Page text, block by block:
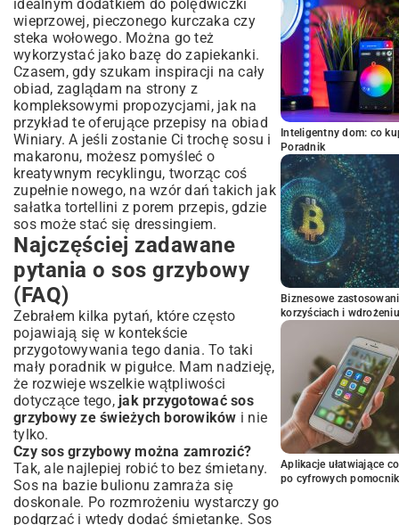
idealnym dodatkiem do polędwiczki
wieprzowej, pieczonego kurczaka czy
steka wołowego. Można go też
wykorzystać jako bazę do zapiekanki.
Czasem, gdy szukam inspiracji na cały
obiad, zaglądam na strony z
kompleksowymi propozycjami, jak na
przykład te oferujące przepisy na obiad
Winiary. A jeśli zostanie Ci trochę sosu i
makaronu, możesz pomyśleć o
kreatywnym recyklingu, tworząc coś
zupełnie nowego, na wzór dań takich jak
sałatka tortellini z porem przepis, gdzie
sos może stać się dressingiem.
Najczęściej zadawane
pytania o sos grzybowy
(FAQ)
Zebrałem kilka pytań, które często
pojawiają się w kontekście
przygotowywania tego dania. To taki
mały poradnik w pigułce. Mam nadzieję,
że rozwieje wszelkie wątpliwości
dotyczące tego, jak przygotować sos
grzybowy ze świeżych borowików i nie
tylko.
Czy sos grzybowy można zamrozić?
Tak, ale najlepiej robić to bez śmietany.
Sos na bazie bulionu zamraża się
doskonale. Po rozmrożeniu wystarczy go
podgrzać i wtedy dodać śmietankę. Sos
Inteligentny dom: co
Poradnik
Biznesowe
korzyściach i wdrożeniu
Aplikacje ułatwiające
po cyfrowych